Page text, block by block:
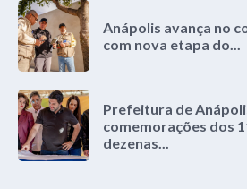
Anápolis avança no
com nova etapa do...
Prefeitura de
comemorações dos
dezenas...